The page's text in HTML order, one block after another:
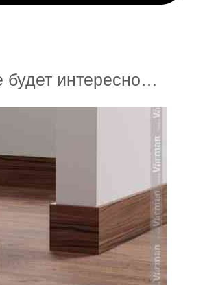
будет интересно…